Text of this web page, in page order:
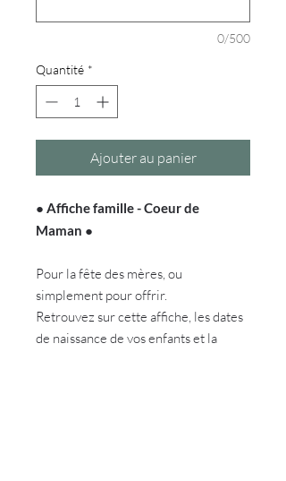
0/500
Quantité *
Ajouter au panier
● Affiche famille - Coeur de
Maman ●
Pour la fête des mères, ou
simplement pour offrir.
Retrouvez sur cette affiche, les dates
de naissance de vos enfants et la